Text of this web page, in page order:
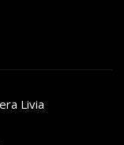
Livia